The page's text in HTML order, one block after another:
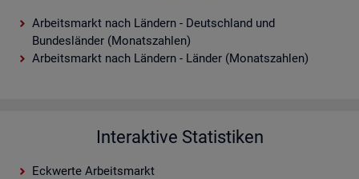
Arbeitsmarkt nach Ländern - Deutschland und
Bundesländer (Monatszahlen)
Arbeitsmarkt nach Ländern - Länder (Monatszahlen)
Interaktive Statistiken
Eckwerte Arbeitsmarkt